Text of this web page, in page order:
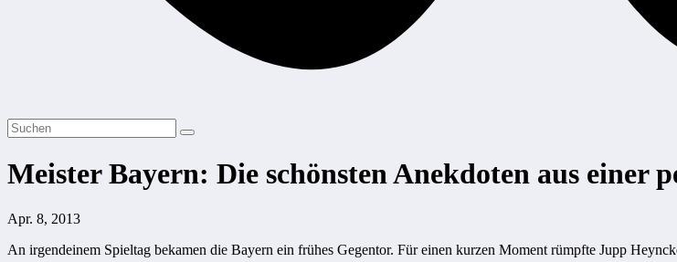
Meister Bayern: Die schönsten Anekdoten aus einer
Apr. 8, 2013
An irgendeinem Spieltag bekamen die Bayern ein frühes Gegentor. Für einen kurzen Moment rümpfte Jupp